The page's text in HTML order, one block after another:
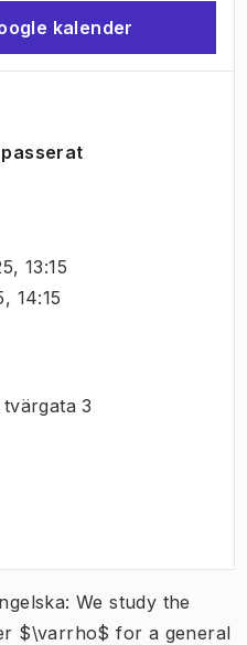
kalender
13:15
14:15
tvärgata 3
We study the
$\varrho$ for a general